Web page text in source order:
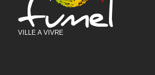
VILLE A VIVRE